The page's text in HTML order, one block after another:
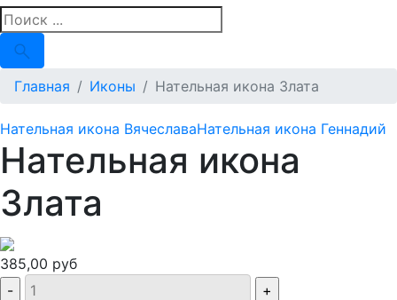
Главная Иконы Нательная икона Злата
Нательная икона ВячеславаНательная икона Геннадий
Нательная икона
Злата
385,00 руб